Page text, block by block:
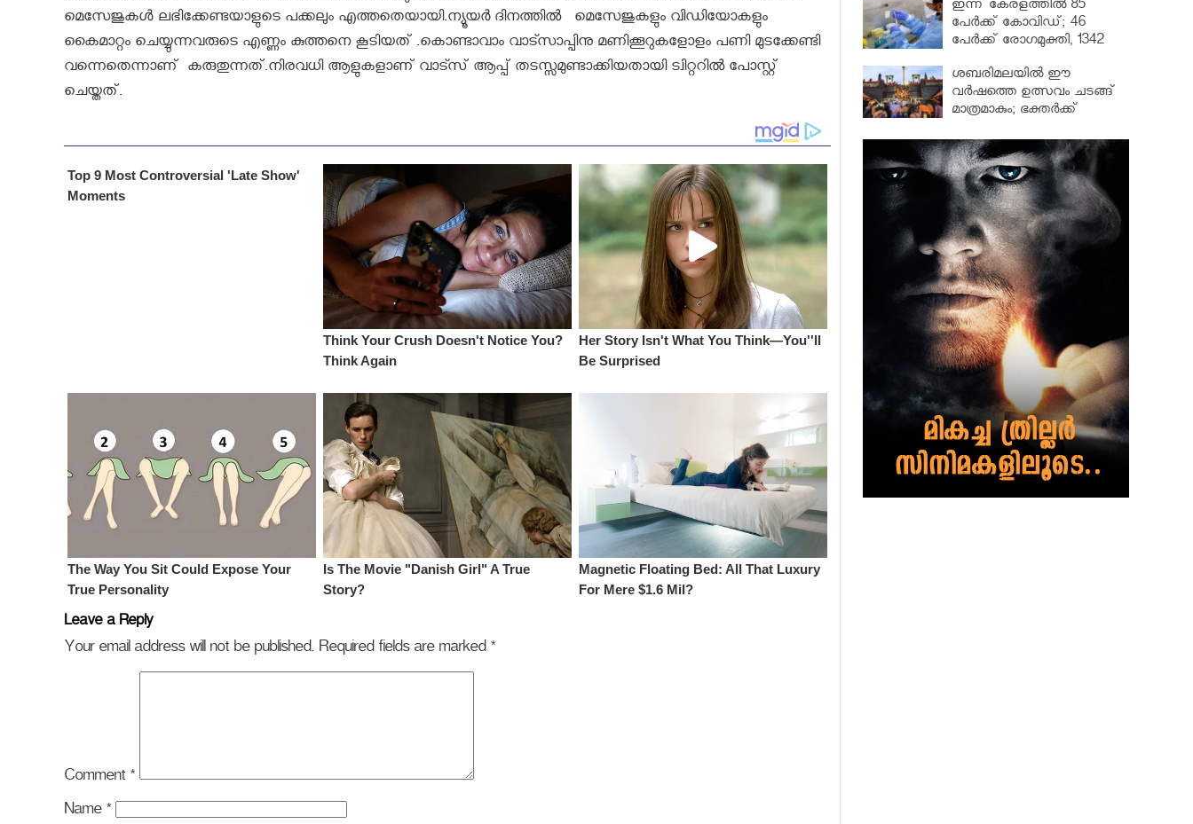
മെസേജുകൾ ലഭിക്കേണ്ടയാളുടെ പക്കലും എത്തതെയായി.ന്യൂയർ ദിനത്തിൽ മെസേജുകളും വിഡിയോകളും
കൈമാറ്റം ചെയ്യുന്നവരുടെ എണ്ണം കുത്തനെ കൂടിയത് .കൊണ്ടാവാം വാട്സാപ്പിനു മണിക്കൂറുകളോളം പണി മുടക്കേണ്ടി
വന്നെതെന്നാണ് കരുതുന്നത്.നിരവധി ആളുകളാണ് വാട്സ് ആപ്പ് തടസ്സമുണ്ടാക്കിയതായി ട്വിറ്ററിൽ പോസ്റ്റ്‌
ചെയ്തത്.
Leave a Reply
Your email address will not be published. Required fields are marked *
Comment *
Name *
ഇന്ന് കേരളത്തിൽ 85
പേർക്ക് കോവിഡ്; 46
പേർക്ക് രോഗമുക്തി, 1342
ശബരിമലയില്‍ ഈ
വർഷത്തെ ഉത്സവം ചടങ്ങ്
മാത്രമാകും; ഭക്തർക്ക്